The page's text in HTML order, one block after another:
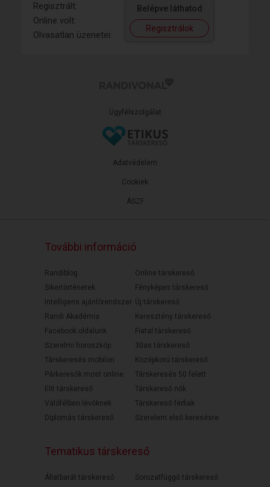
Regisztrált:
Online volt:
Olvasatlan üzenetei:
Belépve láthatod
Regisztrálok
Ügyfélszolgálat
ÁSZF
Adatvédelem
Cookiek
További információ
Randiblog
Sikertörténetek
Intelligens ajánlórendszer
Randi Akadémia
Facebook oldalunk
Szerelmi horoszkóp
Társkeresés mobilon
Párkeresők most online
Elit társkereső
Válófélben lévőknek
Diplomás társkereső
Online társkereső
Fényképes társkereső
Új társkereső
Keresztény társkereső
Fiatal társkereső
30as társkereső
Középkorú társkereső
Társkeresés 50 felett
Társkereső nők
Társkereső férfiak
Szerelem első keresésre
Tematikus társkereső
Állatbarát társkereső
Sorozatfüggő társkereső